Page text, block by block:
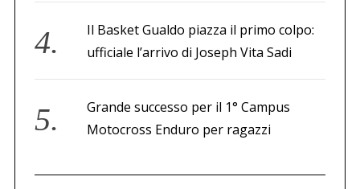
Il Basket Gualdo piazza il primo colpo:
ufficiale l’arrivo di Joseph Vita Sadi
Grande successo per il 1° Campus
Motocross Enduro per ragazzi